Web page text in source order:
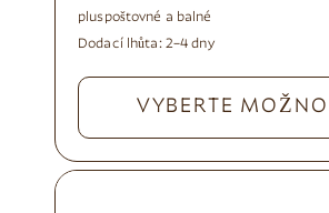
pluspoštovné a balné
Dodací lhůta: 2–4 dny
VYBERTE